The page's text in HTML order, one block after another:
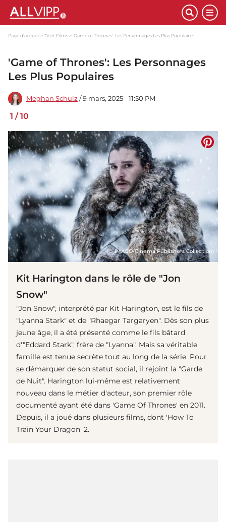
Page d'accueil TV et Films 'Game of Thrones': Les Personnages Les Plus Populaires
'Game of Thrones': Les Personnages
Les Plus Populaires
Meghan Schulz / 9 mars, 2025 - 11:50 PM
1 /10
(© IMAGO/Cinema Publishers Collection)
Kit Harington dans le rôle de "Jon
Snow"
"Jon Snow", interprété par Kit Harington, est le fils de
"Lyanna Stark" et de "Rhaegar Targaryen". Dès son plus
jeune âge, il a été présenté comme le fils bâtard
d'"Eddard Stark", frère de "Lyanna". Mais sa véritable
famille est tenue secrète tout au long de la série. Pour
se démarquer de son statut social, il rejoint la "Garde
de Nuit". Harington lui-même est relativement
nouveau dans le métier d'acteur, son premier rôle
documenté ayant été dans 'Game Of Thrones' en 2011.
Depuis, il a joué dans plusieurs films, dont 'How To
Train Your Dragon' 2.